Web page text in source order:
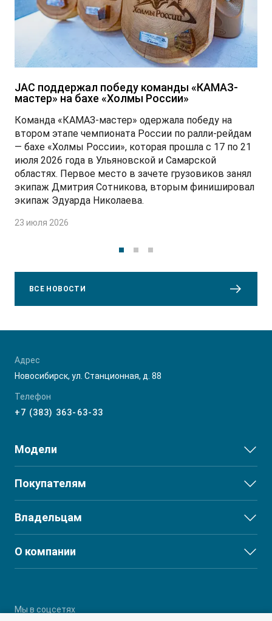
JAC поддержал победу команды «КАМАЗ-
мастер» на бахе «Холмы России»
Команда «КАМАЗ-мастер» одержала победу на
втором этапе чемпионата России по ралли-рейдам
— бахе «Холмы России», которая прошла с 17 по 21
июля 2026 года в Ульяновской и Самарской
областях. Первое место в зачете грузовиков занял
экипаж Дмитрия Сотникова, вторым финишировал
экипаж Эдуарда Николаева.
23 июля 2026
ВСЕ НОВОСТИ
Адрес
Новосибирск, ул. Станционная, д. 88
Телефон
+7 (383) 363-63-33
Модели
JS3
JS6
J7
RF8
Покупателям
Выбор и покупка
Финансы и услуги
Владельцам
Сервис
Поддержка
О компании
Партнеры
Мы в соцсетях